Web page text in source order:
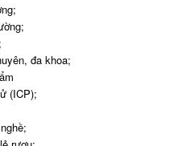
đa khoa;
(ICP);